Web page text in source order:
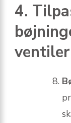
4.
ventiler